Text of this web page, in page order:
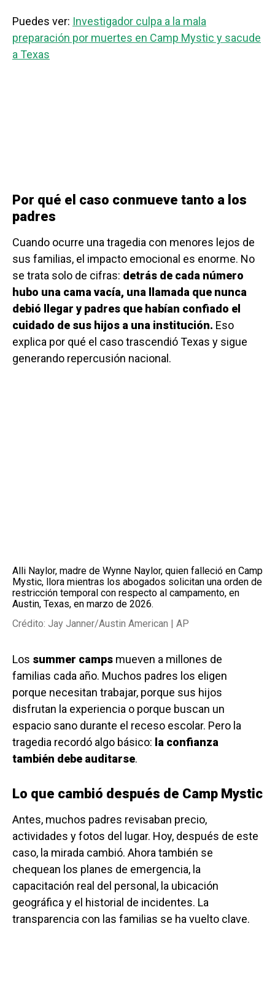
Puedes ver: Investigador culpa a la mala
preparación por muertes en Camp Mystic y sacude
a Texas
Por qué el caso conmueve tanto a los
padres
Cuando ocurre una tragedia con menores lejos de
sus familias, el impacto emocional es enorme. No
se trata solo de cifras: detrás de cada número
hubo una cama vacía, una llamada que nunca
debió llegar y padres que habían confiado el
cuidado de sus hijos a una institución. Eso
explica por qué el caso trascendió Texas y sigue
generando repercusión nacional.
Alli Naylor, madre de Wynne Naylor, quien falleció en Camp
Mystic, llora mientras los abogados solicitan una orden de
restricción temporal con respecto al campamento, en
Austin, Texas, en marzo de 2026.
Crédito: Jay Janner/Austin American | AP
Los summer camps mueven a millones de
familias cada año. Muchos padres los eligen
porque necesitan trabajar, porque sus hijos
disfrutan la experiencia o porque buscan un
espacio sano durante el receso escolar. Pero la
tragedia recordó algo básico: la confianza
también debe auditarse.
Lo que cambió después de Camp Mystic
Antes, muchos padres revisaban precio,
actividades y fotos del lugar. Hoy, después de este
caso, la mirada cambió. Ahora también se
chequean los planes de emergencia, la
capacitación real del personal, la ubicación
geográfica y el historial de incidentes. La
transparencia con las familias se ha vuelto clave.